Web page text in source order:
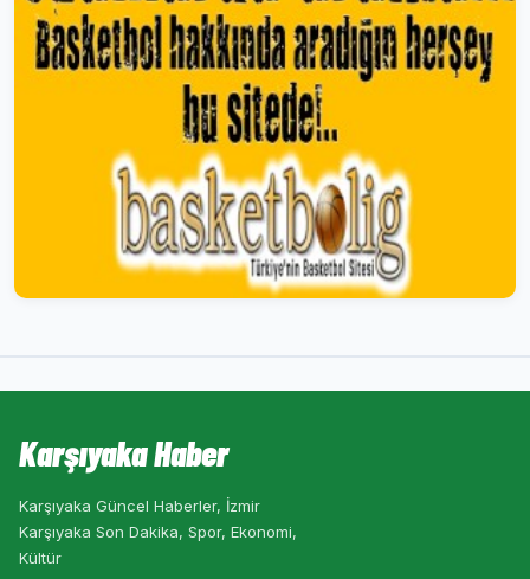
Karşıyaka Haber
Karşıyaka Güncel Haberler, İzmir
Karşıyaka Son Dakika, Spor, Ekonomi,
Kültür